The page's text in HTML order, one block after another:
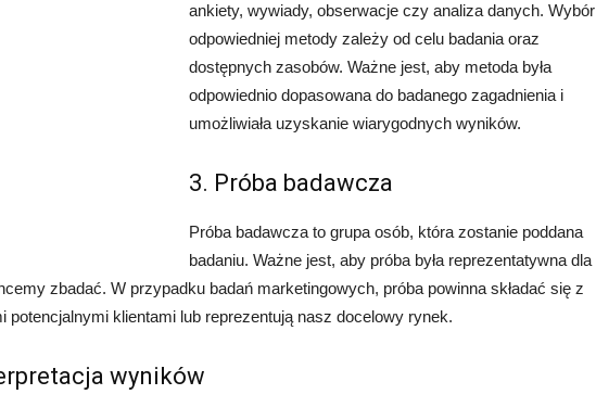
ankiety, wywiady, obserwacje czy analiza danych. Wybór
odpowiedniej metody zależy od celu badania oraz
dostępnych zasobów. Ważne jest, aby metoda była
odpowiednio dopasowana do badanego zagadnienia i
umożliwiała uzyskanie wiarygodnych wyników.
3. Próba badawcza
Próba badawcza to grupa osób, która zostanie poddana
badaniu. Ważne jest, aby próba była reprezentatywna dla
zbadać. W przypadku badań marketingowych, próba powinna składać się z
potencjalnymi klientami lub reprezentują nasz docelowy rynek.
wyników